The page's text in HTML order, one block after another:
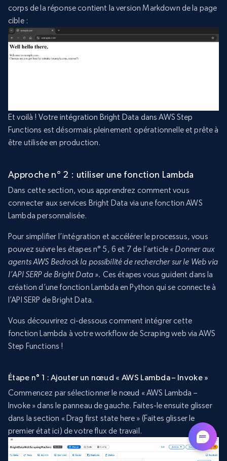
corps de la réponse contient la version Markdown de la page
cible :
Et voilà ! Votre intégration Bright Data dans AWS Step
Functions est désormais pleinement opérationnelle et prête à
être utilisée en production.
Approche n° 2 : utiliser une fonction Lambda
Dans cette section, vous apprendrez comment vous
connecter aux services Bright Data via une fonction AWS
Lambda personnalisée.
Pour simplifier l’intégration et accélérer le processus, vous
pouvez suivre les étapes n° 5, 6 et 7 de l’article « Donner aux
agents AWS Bedrock la possibilité de rechercher sur le Web via
l’API SERP de Bright Data ». Ces étapes vous guident dans la
création d’une fonction Lambda en Python qui se connecte à
l’API SERP de Bright Data.
Vous découvrirez ci-dessous comment intégrer cette
fonction Lambda à votre workflow de Scraping web via AWS
Step Functions !
Étape n° 1 : Ajouter un nœud « AWS Lambda – Invoke »
Commencez par sélectionner le nœud « AWS Lambda –
Invoke » dans le panneau de gauche. Faites-le ensuite glisser
dans la section « Drag first state here » (Faites glisser le
premier état ici) de votre flux de travail.